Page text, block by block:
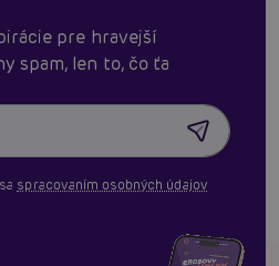
pre hravejší
spam, len to, čo ťa
spracovaním osobných údajov